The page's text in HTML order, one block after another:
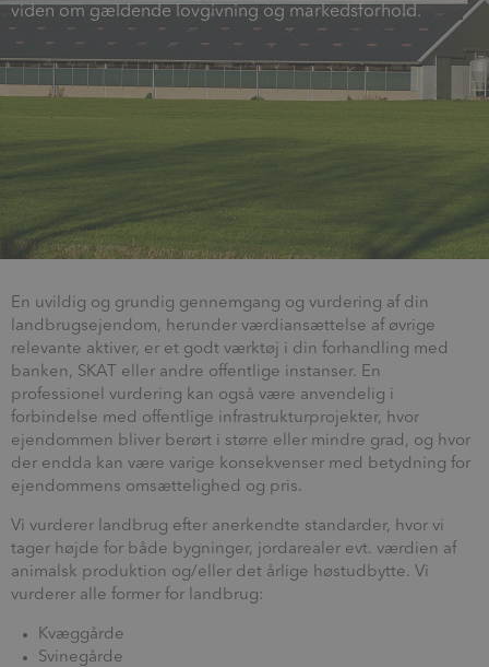
viden om gældende lovgivning og markedsforhold.
En uvildig og grundig gennemgang og vurdering af din
landbrugsejendom, herunder værdiansættelse af øvrige
relevante aktiver, er et godt værktøj i din forhandling med
banken, SKAT eller andre offentlige instanser. En
professionel vurdering kan også være anvendelig i
forbindelse med offentlige infrastrukturprojekter, hvor
ejendommen bliver berørt i større eller mindre grad, og hvor
der endda kan være varige konsekvenser med betydning for
ejendommens omsættelighed og pris.
Vi vurderer landbrug efter anerkendte standarder, hvor vi
tager højde for både bygninger, jordarealer evt. værdien af
animalsk produktion og/eller det årlige høstudbytte. Vi
vurderer alle former for landbrug:
Kvæggårde
Svinegårde